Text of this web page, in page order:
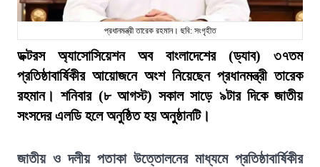
প্রধানমন্ত্রী তারেক রহমান। ছবি: সংগৃহীত
ডক্টরস অ্যাসোসিয়েশন অব বাংলাদেশের (ড্যাব) ৩৭তম
প্রতিষ্ঠাবার্ষিকীর আয়োজনে অংশ নিয়েছেন প্রধানমন্ত্রী তারেক
রহমান। শনিবার (৮ আগস্ট) সকাল সাড়ে ৯টার দিকে জাতীয়
সংসদের এলডি হলে অনুষ্ঠিত হয় অনুষ্ঠানটি।
জাতীয় ও দলীয় পতাকা উত্তোলনের মাধ্যমে প্রতিষ্ঠাবার্ষিকীর